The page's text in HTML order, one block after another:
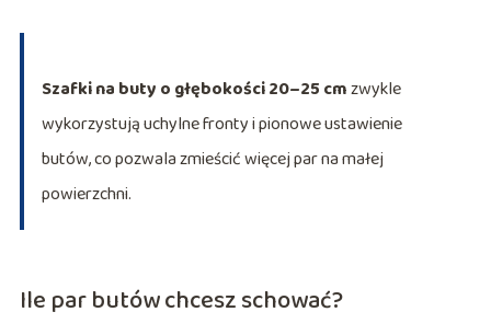
Szafki na buty o głębokości 20–25 cmzwykle
wykorzystują uchylne fronty i pionowe ustawienie
butów, co pozwala zmieścić więcej par na małej
powierzchni.
Ile par butów chcesz schować?